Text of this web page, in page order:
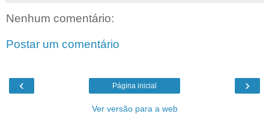
Nenhum comentário:
Postar um comentário
‹ ›
Página inicial
Ver versão para a web